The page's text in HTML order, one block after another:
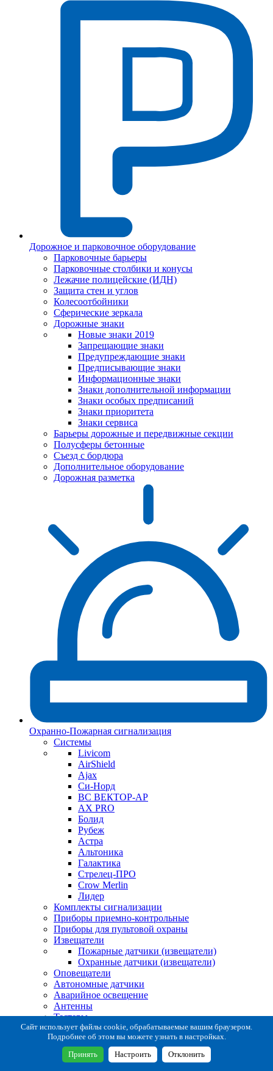
Дорожное и парковочное оборудование
Парковочные барьеры
Парковочные столбики и конусы
Лежачие полицейские (ИДН)
Защита стен и углов
Колесоотбойники
Сферические зеркала
Дорожные знаки
Новые знаки 2019
Запрещающие знаки
Предупреждающие знаки
Предписывающие знаки
Информационные знаки
Знаки дополнительной информации
Знаки особых предписаний
Знаки приоритета
Знаки сервиса
Барьеры дорожные и передвижные секции
Полусферы бетонные
Съезд с бордюра
Дополнительное оборудование
Дорожная разметка
Охранно-Пожарная сигнализация
Системы
Livicom
AirShield
Ajax
Си-Норд
ВС ВЕКТОР-АР
AX PRO
Болид
Рубеж
Астра
Альтоника
Галактика
Стрелец-ПРО
Crow Merlin
Лидер
Комплекты сигнализации
Приборы приемно-контрольные
Приборы для пультовой охраны
Извещатели
Пожарные датчики (извещатели)
Охранные датчики (извещатели)
Оповещатели
Автономные датчики
Аварийное освещение
Антенны
Тестеры
Система сбора извещений
Расходные и монтажные материалы
Коробки коммутационные
Кронштейны для извещателей
Сайт использует файлы cookie, обрабатываемые вашим браузером.
Подробнее об этом вы можете узнать в настройках.
Принять Настроить Отклонить